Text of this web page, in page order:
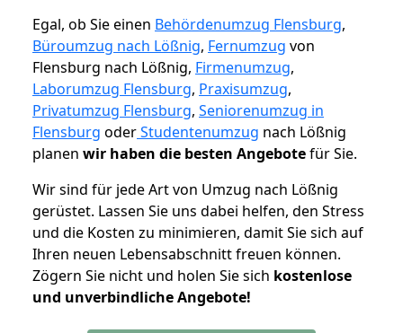
Egal, ob Sie einen Behördenumzug Flensburg,
Büroumzug nach Lößnig, Fernumzug von
Flensburg nach Lößnig, Firmenumzug,
Laborumzug Flensburg, Praxisumzug,
Privatumzug Flensburg, Seniorenumzug in
Flensburg oderStudentenumzug nach Lößnig
planen wir haben die besten Angebotefür Sie.
Wir sind für jede Art von Umzug nach Lößnig
gerüstet. Lassen Sie uns dabei helfen, den Stress
und die Kosten zu minimieren, damit Sie sich auf
Ihren neuen Lebensabschnitt freuen können.
Zögern Sie nicht und holen Sie sich kostenlose
und unverbindliche Angebote!